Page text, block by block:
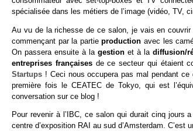
spécialisée dans les métiers de l’image (vidéo, TV,
Au vu de la richesse de ce salon, je vais en couvrir
commençant par la partieproduction avec les
On passera ensuite à lagestionet à ladiffusion/
entreprises françaises de ce secteur qui étaient
Startups ! Ceci nous occupera pas mal pendant
première fois le CEATEC de Tokyo, qui est
conversation sur ce blog !
Pour revenir à l’IBC, ce salon qui durait cinq
centre d’exposition RAI au sud d’Amsterdam.